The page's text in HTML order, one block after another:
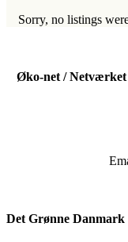
Sorry, no listings
Øko-net / Netværket
Det Grønne Danmark